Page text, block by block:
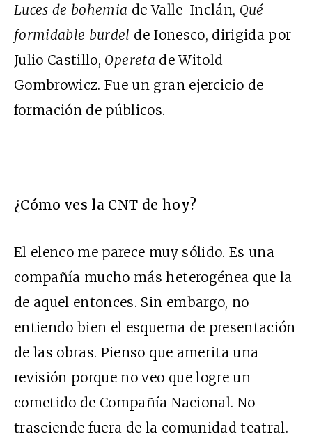
Luces de bohemia de Valle-Inclán, Qué
formidable burdel de Ionesco, dirigida por
Julio Castillo, Opereta de Witold
Gombrowicz. Fue un gran ejercicio de
formación de públicos.
¿Cómo ves la CNT de hoy?
El elenco me parece muy sólido. Es una
compañía mucho más heterogénea que la
de aquel entonces. Sin embargo, no
entiendo bien el esquema de presentación
de las obras. Pienso que amerita una
revisión porque no veo que logre un
cometido de Compañía Nacional. No
trasciende fuera de la comunidad teatral.